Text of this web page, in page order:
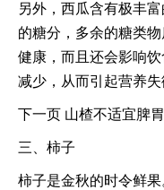
另外，西瓜含有极丰
的糖分，多余的糖类
健康，而且还会影响
减少，从而引起营养失
下一页 山楂不适宜脾
三、柿子
柿子是金秋的时令鲜